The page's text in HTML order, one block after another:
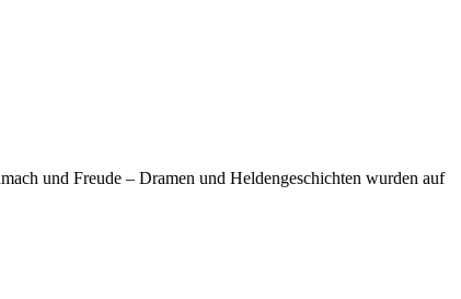
und Freude – Dramen und Heldengeschichten wurden auf